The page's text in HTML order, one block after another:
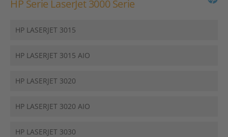
HP Serie LaserJet 3000 Serie
HP LASERJET 3015
HP LASERJET 3015 AIO
HP LASERJET 3020
HP LASERJET 3020 AIO
HP LASERJET 3030